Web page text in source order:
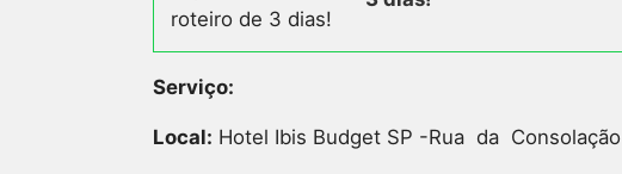
Serviço:
Local: Hotel Ibis Budget SP -Rua da Consolação